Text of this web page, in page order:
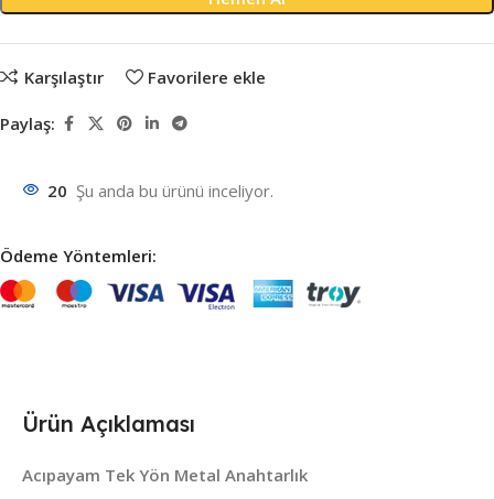
Karşılaştır Favorilere ekle
Paylaş:
20 Şu anda bu ürünü inceliyor.
Ödeme Yöntemleri:
Ürün Açıklaması
Acıpayam Tek Yön Metal Anahtarlık